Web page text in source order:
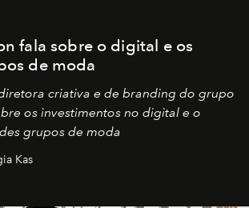
fala sobre o digital e os
de moda
criativa e de branding do grupo
os investimentos no digital e o
grupos de moda
Kas